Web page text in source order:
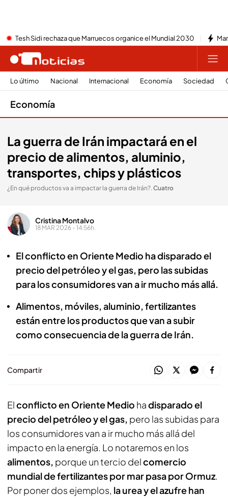
Tesh Sidi rechaza que Marruecos organice el Mundial 2030
Lo último Nacional Internacional Economía Sociedad
Economía
La guerra de Irán impactará en el
precio de alimentos, aluminio,
transportes, chips y plásticos
¿En qué productos va a impactar la guerra de Irán?.Cuatro
Cristina Montalvo
18 MAR 2026 - 14:56h.
El conflicto en Oriente Medio ha disparado el
precio del petróleo y el gas, pero las subidas
para los consumidores van a ir mucho más allá.
Alimentos, móviles, aluminio, fertilizantes
están entre los productos que van a subir
como consecuencia de la guerra de Irán.
Compartir
Elconflicto en Oriente Medio hadisparado el
precio del petróleo y el gas, pero las subidas para
los consumidores van a ir mucho más allá del
impacto en la energía. Lo notaremos en los
alimentos, porque un tercio delcomercio
mundial de fertilizantes por mar pasa por Ormuz.
Por poner dos ejemplos, la urea y el azufre han